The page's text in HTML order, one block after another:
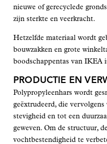
nieuwe of gerecyclede
zijn sterkte en veerkracht.
Hetzelfde materiaal wordt
bouwzakken en grote
boodschappentas van IKEA
PRODUCTIE EN
Polypropyleenhars wordt
geëxtrudeerd, die
stevigheid en tot een
geweven. Om de structuur,
vochtbestendigheid te